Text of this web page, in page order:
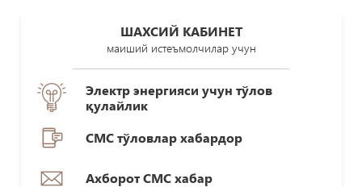
ШАХСИЙ КАБИНЕТ
маиший истеъмолчилар учун
Электр энергияси учун тўлов
қулайлик
СМС тўловлар хабардор
Ахборот СМС хабар